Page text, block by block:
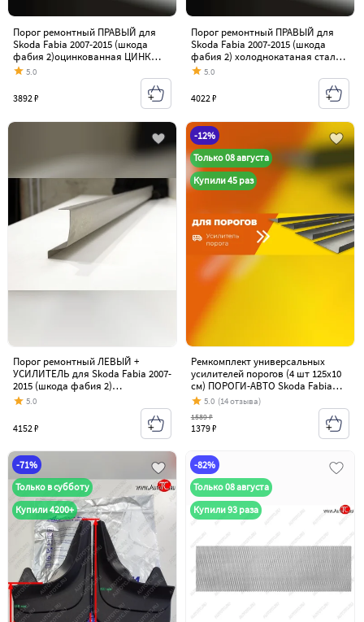
Порог ремонтный ПРАВЫЙ для
Skoda Fabia 2007-2015 (шкода
фабия 2)оцинкованная ЦИНК
сталь 1 мм
5.0
3892 ₽
Порог ремонтный ПРАВЫЙ для
Skoda Fabia 2007-2015 (шкода
фабия 2) холоднокатаная сталь
1.2 мм
5.0
4022 ₽
Порог ремонтный ЛЕВЫЙ +
УСИЛИТЕЛЬ для Skoda Fabia 2007-
2015 (шкода фабия 2)
холоднокатаная сталь 1 мм
5.0
4152 ₽
-12%
Только 08 августа
Купили 45 раз
Ремкомплект универсальных
усилителей порогов (4 шт 125х10
см) ПОРОГИ-АВТО Skoda Fabia
Mk2 универсал дорестайлинг
(2007-2010)
5.0 (14 отзыва)
1379 ₽
1589 ₽
-71%
Только в субботу
Купили 4200+
-82%
Только 08 августа
Купили 93 раза